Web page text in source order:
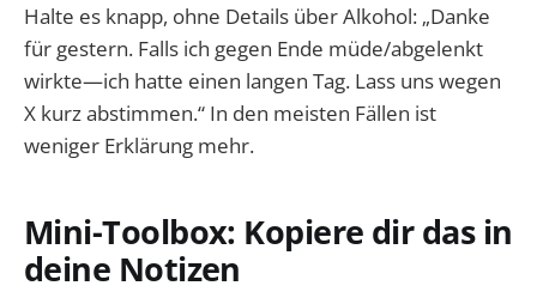
Halte es knapp, ohne Details über Alkohol: „Danke
für gestern. Falls ich gegen Ende müde/abgelenkt
wirkte—ich hatte einen langen Tag. Lass uns wegen
X kurz abstimmen.“ In den meisten Fällen ist
weniger Erklärung mehr.
Mini-Toolbox: Kopiere dir das in
deine Notizen